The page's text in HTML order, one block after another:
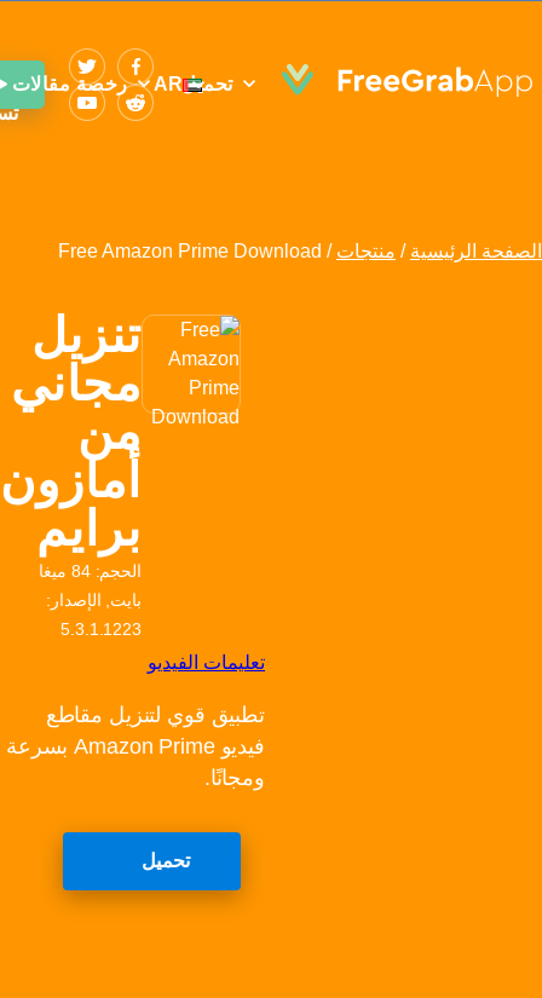
تحميل رخصة مقالات
AR
الصفحة الرئيسية / منتجات /
Free Amazon Prime Download
تنزيل
مجاني
من
أمازون
برايم
الحجم: 84 ميغا
بايت, الإصدار:
5.3.1.1223
تعليمات الفيديو
تطبيق قوي لتنزيل مقاطع
فيديو Amazon Prime بسرعة
ومجانًا.
تحميل